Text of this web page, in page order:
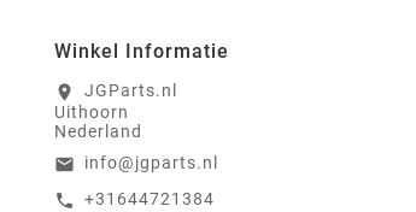
Winkel Informatie
location_on
JGParts.nl
Uithoorn
Nederland
email info@jgparts.nl
call +31644721384